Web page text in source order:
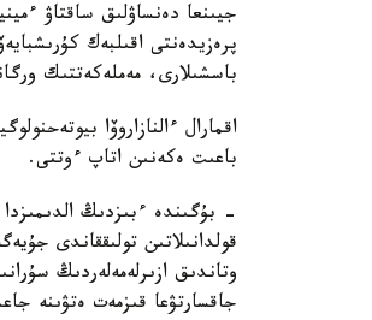
جيىنعا دەنساۋلىق ساقتاۋ
پرەزيدەنتى اقىلبەك
باسشىلارى، مەملەكەتتىك
اقمارال ءالنازاروۆا
باعىت ەكەنىن اتاپ ءوتتى.
- بۇگىندە ءبىزدىڭ الدىمىزدا
قولدانىلاتىن تولىققاندى
وتاندىق ازىرلەمەلەردىڭ
جاقسارتۋعا قىزمەت ەتۋىنە